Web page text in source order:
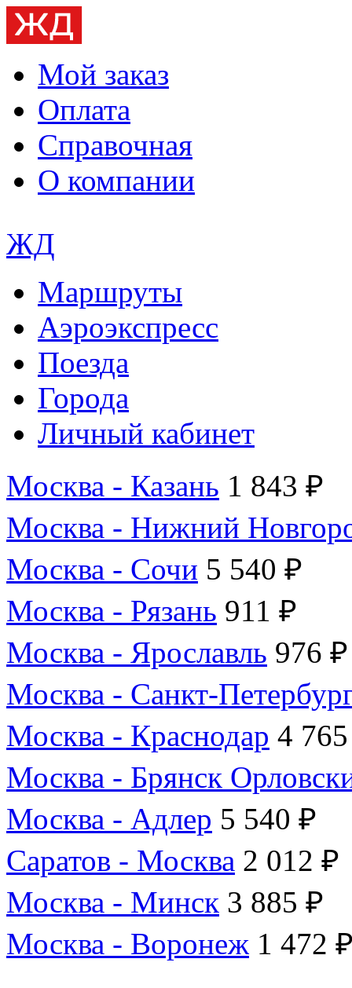
Мой заказ
Оплата
Справочная
О компании
ЖД
Маршруты
Аэроэкспресс
Поезда
Города
Личный кабинет
Москва - Казань 1 843 ₽
Москва - Нижний
Москва - Сочи 5 540 ₽
Москва - Рязань 911 ₽
Москва - Ярославль 976 ₽
Москва - Санкт-
Москва - Краснодар 4
Москва - Брянск
Москва - Адлер 5 540 ₽
Саратов - Москва 2 012 ₽
Москва - Минск 3 885 ₽
Москва - Воронеж 1 472